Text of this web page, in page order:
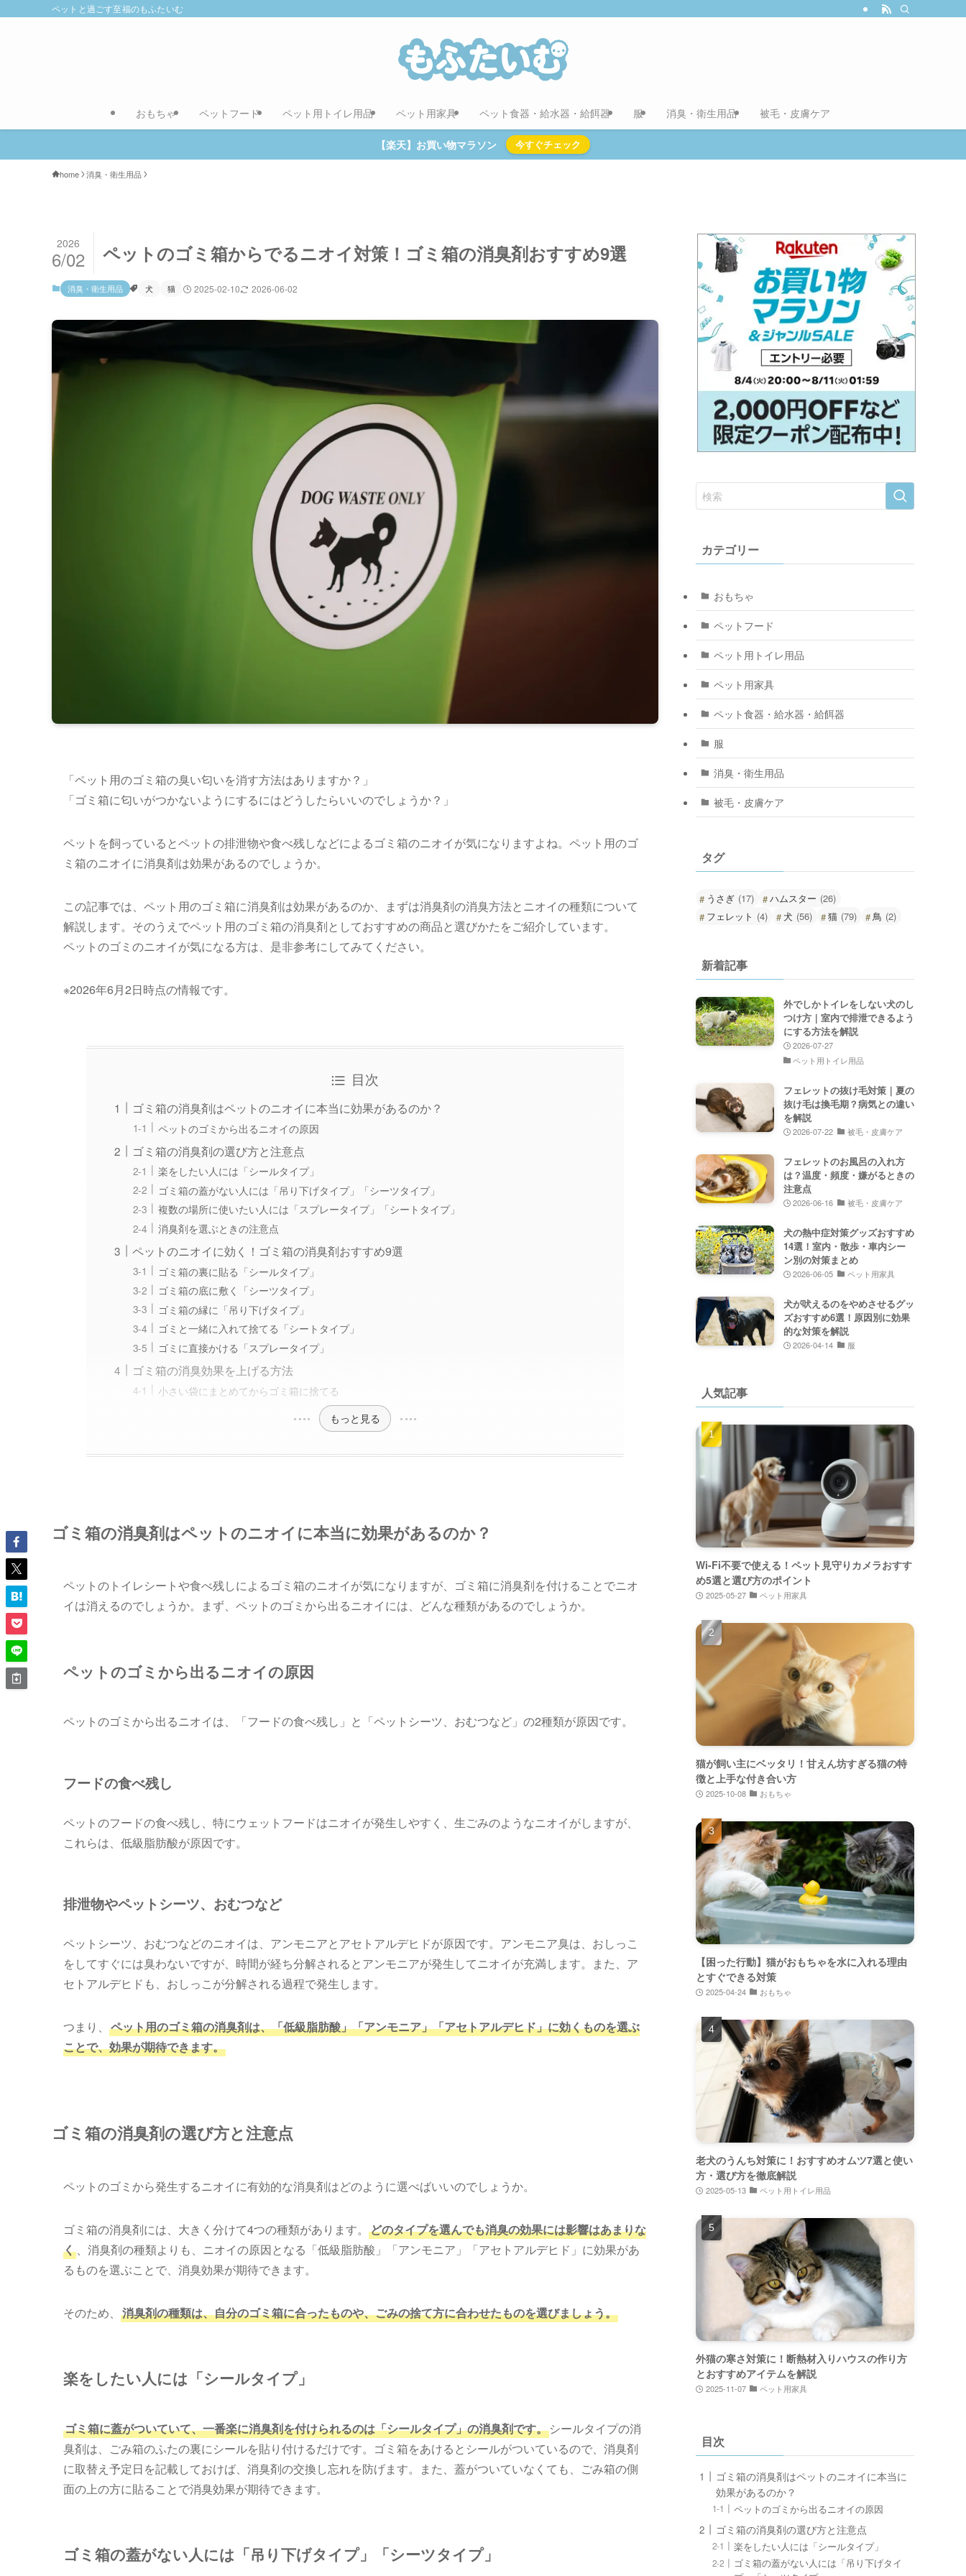
ペットと過ごす至福のもふたいむ
おもちゃ ペットフード ペット用トイレ用品 ペット用家具 ペット食器・給水器・給餌器 服 消臭・衛生用品 被毛・皮膚ケア
【楽天】お買い物マラソン 今すぐチェック
home 消臭・衛生用品
ペットのゴミ箱からでるニオイ対策！ゴミ箱の消臭剤おすすめ9選
2026
6/02
消臭・衛生用品 犬 猫 2025-02-10 2026-06-02
「ペット用のゴミ箱の臭い匂いを消す方法はありますか？」
「ゴミ箱に匂いがつかないようにするにはどうしたらいいのでしょうか？」
ペットを飼っているとペットの排泄物や食べ残しなどによるゴミ箱のニオイが気になりますよね。ペット用のゴ
ミ箱のニオイに消臭剤は効果があるのでしょうか。
この記事では、ペット用のゴミ箱に消臭剤は効果があるのか、まずは消臭剤の消臭方法とニオイの種類について
解説します。そのうえでペット用のゴミ箱の消臭剤としておすすめの商品と選びかたをご紹介しています。
ペットのゴミのニオイが気になる方は、是非参考にしてみてください。
※2026年6月2日時点の情報です。
目次
ゴミ箱の消臭剤はペットのニオイに本当に効果があるのか？
ペットのゴミから出るニオイの原因
ゴミ箱の消臭剤の選び方と注意点
楽をしたい人には「シールタイプ」
ゴミ箱の蓋がない人には「吊り下げタイプ」「シーツタイプ」
複数の場所に使いたい人には「スプレータイプ」「シートタイプ」
消臭剤を選ぶときの注意点
ペットのニオイに効く！ゴミ箱の消臭剤おすすめ9選
ゴミ箱の裏に貼る「シールタイプ」
ゴミ箱の底に敷く「シーツタイプ」
ゴミ箱の縁に「吊り下げタイプ」
ゴミと一緒に入れて捨てる「シートタイプ」
ゴミに直接かける「スプレータイプ」
ゴミ箱の消臭効果を上げる方法
小さい袋にまとめてからゴミ箱に捨てる
もっと見る
ゴミ箱の消臭剤はペットのニオイに本当に効果があるのか？
ペットのトイレシートや食べ残しによるゴミ箱のニオイが気になりますが、ゴミ箱に消臭剤を付けることでニオ
イは消えるのでしょうか。まず、ペットのゴミから出るニオイには、どんな種類があるのでしょうか。
ペットのゴミから出るニオイの原因
ペットのゴミから出るニオイは、「フードの食べ残し」と「ペットシーツ、おむつなど」の2種類が原因です。
フードの食べ残し
ペットのフードの食べ残し、特にウェットフードはニオイが発生しやすく、生ごみのようなニオイがしますが、
これらは、低級脂肪酸が原因です。
排泄物やペットシーツ、おむつなど
ペットシーツ、おむつなどのニオイは、アンモニアとアセトアルデヒドが原因です。アンモニア臭は、おしっこ
をしてすぐには臭わないですが、時間が経ち分解されるとアンモニアが発生してニオイが充満します。また、ア
セトアルデヒドも、おしっこが分解される過程で発生します。
つまり、 ペット用のゴミ箱の消臭剤は、「低級脂肪酸」「アンモニア」「アセトアルデヒド」に効くものを選ぶ
ことで、効果が期待できます。
ゴミ箱の消臭剤の選び方と注意点
ペットのゴミから発生するニオイに有効的な消臭剤はどのように選べばいいのでしょうか。
ゴミ箱の消臭剤には、大きく分けて4つの種類があります。 どのタイプを選んでも消臭の効果には影響はあまりな
く 、消臭剤の種類よりも、ニオイの原因となる「低級脂肪酸」「アンモニア」「アセトアルデヒド」に効果があ
るものを選ぶことで、消臭効果が期待できます。
そのため、 消臭剤の種類は、自分のゴミ箱に合ったものや、ごみの捨て方に合わせたものを選びましょう。
楽をしたい人には「シールタイプ」
ゴミ箱に蓋がついていて、一番楽に消臭剤を付けられるのは「シールタイプ」の消臭剤です。シールタイプの消
臭剤は、ごみ箱のふたの裏にシールを貼り付けるだけです。ゴミ箱をあけるとシールがついているので、消臭剤
に取替え予定日を記載しておけば、消臭剤の交換し忘れを防げます。また、蓋がついていなくても、ごみ箱の側
面の上の方に貼ることで消臭効果が期待できます。
ゴミ箱の蓋がない人には「吊り下げタイプ」「シーツタイプ」
カテゴリー
おもちゃ
ペットフード
ペット用トイレ用品
ペット用家具
ペット食器・給水器・給餌器
服
消臭・衛生用品
被毛・皮膚ケア
タグ
うさぎ (17) ハムスター (26)
フェレット (4) 犬 (56) 猫 (79) 鳥 (2)
新着記事
外でしかトイレをしない犬のし
つけ方｜室内で排泄できるよう
にする方法を解説
2026-07-27
ペット用トイレ用品
フェレットの抜け毛対策｜夏の
抜け毛は換毛期？病気との違い
を解説
2026-07-22 被毛・皮膚ケア
フェレットのお風呂の入れ方
は？温度・頻度・嫌がるときの
注意点
2026-06-16 被毛・皮膚ケア
犬の熱中症対策グッズおすすめ
14選！室内・散歩・車内シー
ン別の対策まとめ
2026-06-05 ペット用家具
犬が吠えるのをやめさせるグッ
ズおすすめ6選！原因別に効果
的な対策を解説
2026-04-14 服
人気記事
Wi-Fi不要で使える！ペット見守りカメラおすす
め5選と選び方のポイント
2025-05-27 ペット用家具
猫が飼い主にベッタリ！甘えん坊すぎる猫の特
徴と上手な付き合い方
2025-10-08 おもちゃ
【困った行動】猫がおもちゃを水に入れる理由
とすぐできる対策
2025-04-24 おもちゃ
老犬のうんち対策に！おすすめオムツ7選と使い
方・選び方を徹底解説
2025-05-13 ペット用トイレ用品
外猫の寒さ対策に！断熱材入りハウスの作り方
とおすすめアイテムを解説
2025-11-07 ペット用家具
目次
ゴミ箱の消臭剤はペットのニオイに本当に
効果があるのか？
ペットのゴミから出るニオイの原因
ゴミ箱の消臭剤の選び方と注意点
楽をしたい人には「シールタイプ」
ゴミ箱の蓋がない人には「吊り下げタイ